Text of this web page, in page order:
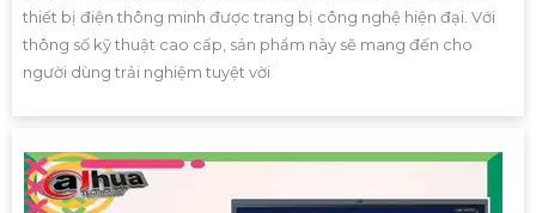
thiết bị điện thông minh được trang bị công nghệ hiện đại. Với
thông số kỹ thuật cao cấp, sản phẩm này sẽ mang đến cho
người dùng trải nghiệm tuyệt vời